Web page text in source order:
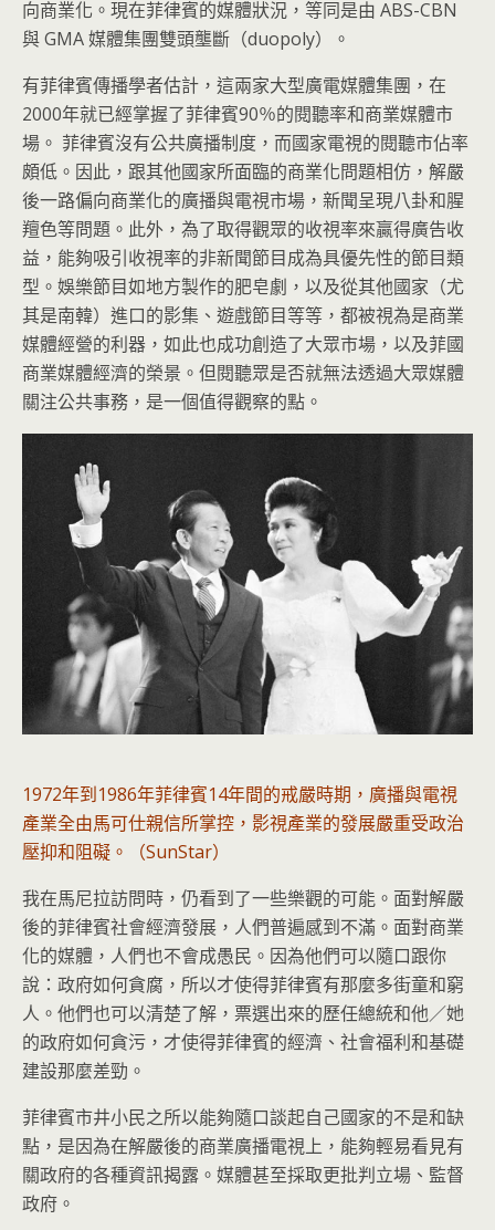
向商業化。現在菲律賓的媒體狀況，等同是由 ABS-CBN
與 GMA 媒體集團雙頭壟斷（duopoly）。
有菲律賓傳播學者估計，這兩家大型廣電媒體集團，在
2000年就已經掌握了菲律賓90％的閱聽率和商業媒體市
場。 菲律賓沒有公共廣播制度，而國家電視的閱聽市佔率
頗低。因此，跟其他國家所面臨的商業化問題相仿，解嚴
後一路偏向商業化的廣播與電視市場，新聞呈現八卦和腥
羶色等問題。此外，為了取得觀眾的收視率來贏得廣告收
益，能夠吸引收視率的非新聞節目成為具優先性的節目類
型。娛樂節目如地方製作的肥皂劇，以及從其他國家（尤
其是南韓）進口的影集、遊戲節目等等，都被視為是商業
媒體經營的利器，如此也成功創造了大眾市場，以及菲國
商業媒體經濟的榮景。但閱聽眾是否就無法透過大眾媒體
關注公共事務，是一個值得觀察的點。
1972年到1986年菲律賓14年間的戒嚴時期，廣播與電視
產業全由馬可仕親信所掌控，影視產業的發展嚴重受政治
壓抑和阻礙。（SunStar）
我在馬尼拉訪問時，仍看到了一些樂觀的可能。面對解嚴
後的菲律賓社會經濟發展，人們普遍感到不滿。面對商業
化的媒體，人們也不會成愚民。因為他們可以隨口跟你
說：政府如何貪腐，所以才使得菲律賓有那麼多街童和窮
人。他們也可以清楚了解，票選出來的歷任總統和他／她
的政府如何貪污，才使得菲律賓的經濟、社會福利和基礎
建設那麼差勁。
菲律賓市井小民之所以能夠隨口談起自己國家的不是和缺
點，是因為在解嚴後的商業廣播電視上，能夠輕易看見有
關政府的各種資訊揭露。媒體甚至採取更批判立場、監督
政府。